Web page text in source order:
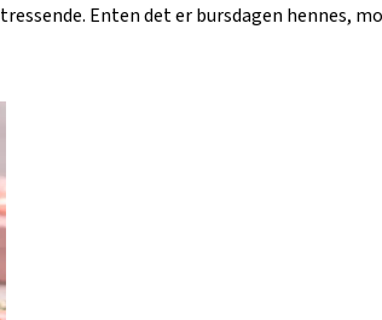
Enten det er bursdagen hennes,